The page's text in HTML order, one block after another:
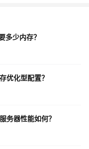
少内存？
优化型配置？
务器性能如何？